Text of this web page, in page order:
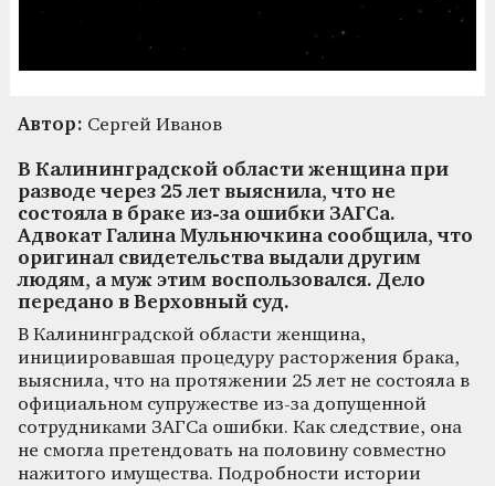
Автор: Сергей Иванов
В Калининградской области женщина при
разводе через 25 лет выяснила, что не
состояла в браке из-за ошибки ЗАГСа.
Адвокат Галина Мульнючкина сообщила, что
оригинал свидетельства выдали другим
людям, а муж этим воспользовался. Дело
передано в Верховный суд.
В Калининградской области женщина,
инициировавшая процедуру расторжения брака,
выяснила, что на протяжении 25 лет не состояла в
официальном супружестве из-за допущенной
сотрудниками ЗАГСа ошибки. Как следствие, она
не смогла претендовать на половину совместно
нажитого имущества. Подробности истории